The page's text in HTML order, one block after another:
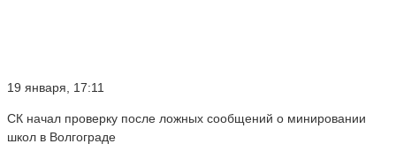
19 января, 17:11
СК начал проверку после ложных сообщений о минировании
школ в Волгограде